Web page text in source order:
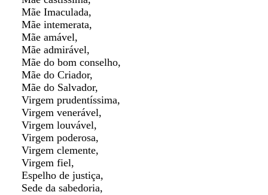
Mãe Imaculada,
Mãe intemerata,
Mãe amável,
Mãe admirável,
Mãe do bom conselho,
Mãe do Criador,
Mãe do Salvador,
Virgem prudentíssima,
Virgem venerável,
Virgem louvável,
Virgem poderosa,
Virgem clemente,
Virgem fiel,
Espelho de justiça,
Sede da sabedoria,